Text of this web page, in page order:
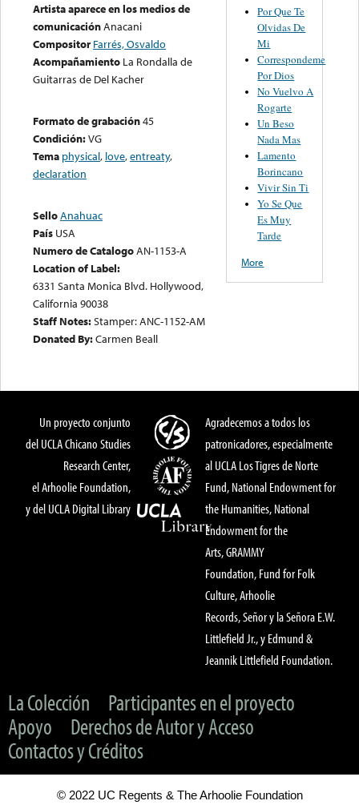
Artista aparece en los medios de
comunicaciónAnacani
Compositor Farrés, Osvaldo
Acompañamiento La Rondalla de
Guitarras de Del Kacher
Formato de grabación45
Condición:VG
Tema physical, love,entreaty,
declaration
SelloAnahuac
País USA
Numero de CatalogoAN-1153-A
Location of Label:
6331 Santa Monica Blvd. Hollywood,
California 90038
Staff Notes:Stamper: ANC-1152-AM
Donated By:Carmen Beall
Por Que Te
Olvidas De
Mi
Correspondeme
Por Dios
No Vuelvo A
Rogarte
Un Beso
Nada Mas
Lamento
Borincano
Vivir Sin Ti
Yo Se Que
Es Muy
Tarde
More
Un proyecto conjunto
del UCLA Chicano Studies
Research Center,
el Arhoolie Foundation,
y del UCLA Digital Library
Agradecemos a todos los
patronicadores, especialmente
al UCLA Los Tigres de Norte
Fund, National Endowment for
the Humanities, National
Endowment for the
Arts, GRAMMY
Foundation, Fund for Folk
Culture, Arhoolie
Records, Señor y la Señora E.W.
Littlefield Jr., y Edmund &
Jeannik Littlefield Foundation.
La Colección
Participantes en el proyecto
Apoyo
Derechos de Autor y Acceso
Contactos y Créditos
© 2022 UC Regents & The Arhoolie Foundation